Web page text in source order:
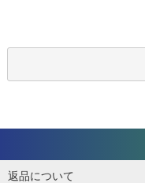
返品について